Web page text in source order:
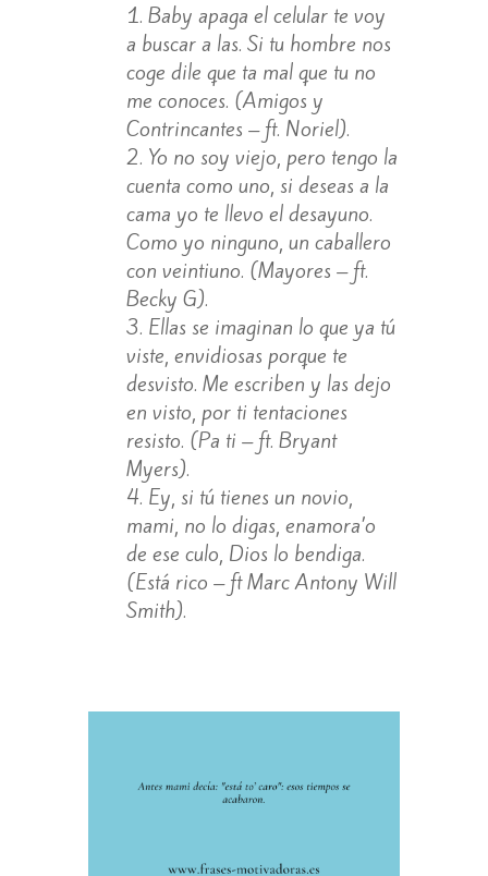
Baby apaga el celular te voy
a buscar a las. Si tu hombre nos
coge dile que ta mal que tu no
me conoces. (Amigos y
Contrincantes – ft. Noriel).
Yo no soy viejo, pero tengo la
cuenta como uno, si deseas a la
cama yo te llevo el desayuno.
Como yo ninguno, un caballero
con veintiuno. (Mayores – ft.
Becky G).
Ellas se imaginan lo que ya tú
viste, envidiosas porque te
desvisto. Me escriben y las dejo
en visto, por ti tentaciones
resisto. (Pa ti – ft. Bryant
Myers).
Ey, si tú tienes un novio,
mami, no lo digas, enamora’o
de ese culo, Dios lo bendiga.
(Está rico – ft Marc Antony Will
Smith).